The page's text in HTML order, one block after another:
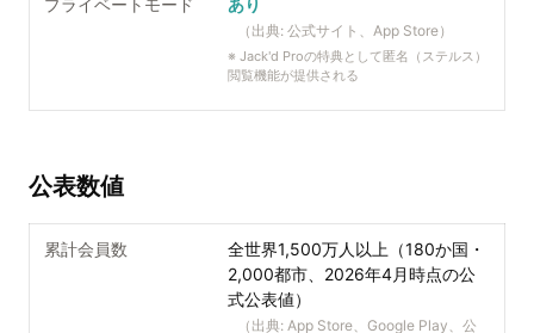
プライベートモード あり
（出典: 公式サイト、App Store）
※ Jack'd Proの特典として匿名（ステルス）
閲覧機能が提供される
公表数値
累計会員数
全世界1,500万人以上（180か国・
2,000都市、2026年4月時点の公
式公表値）
（出典: App Store、Google Play、公